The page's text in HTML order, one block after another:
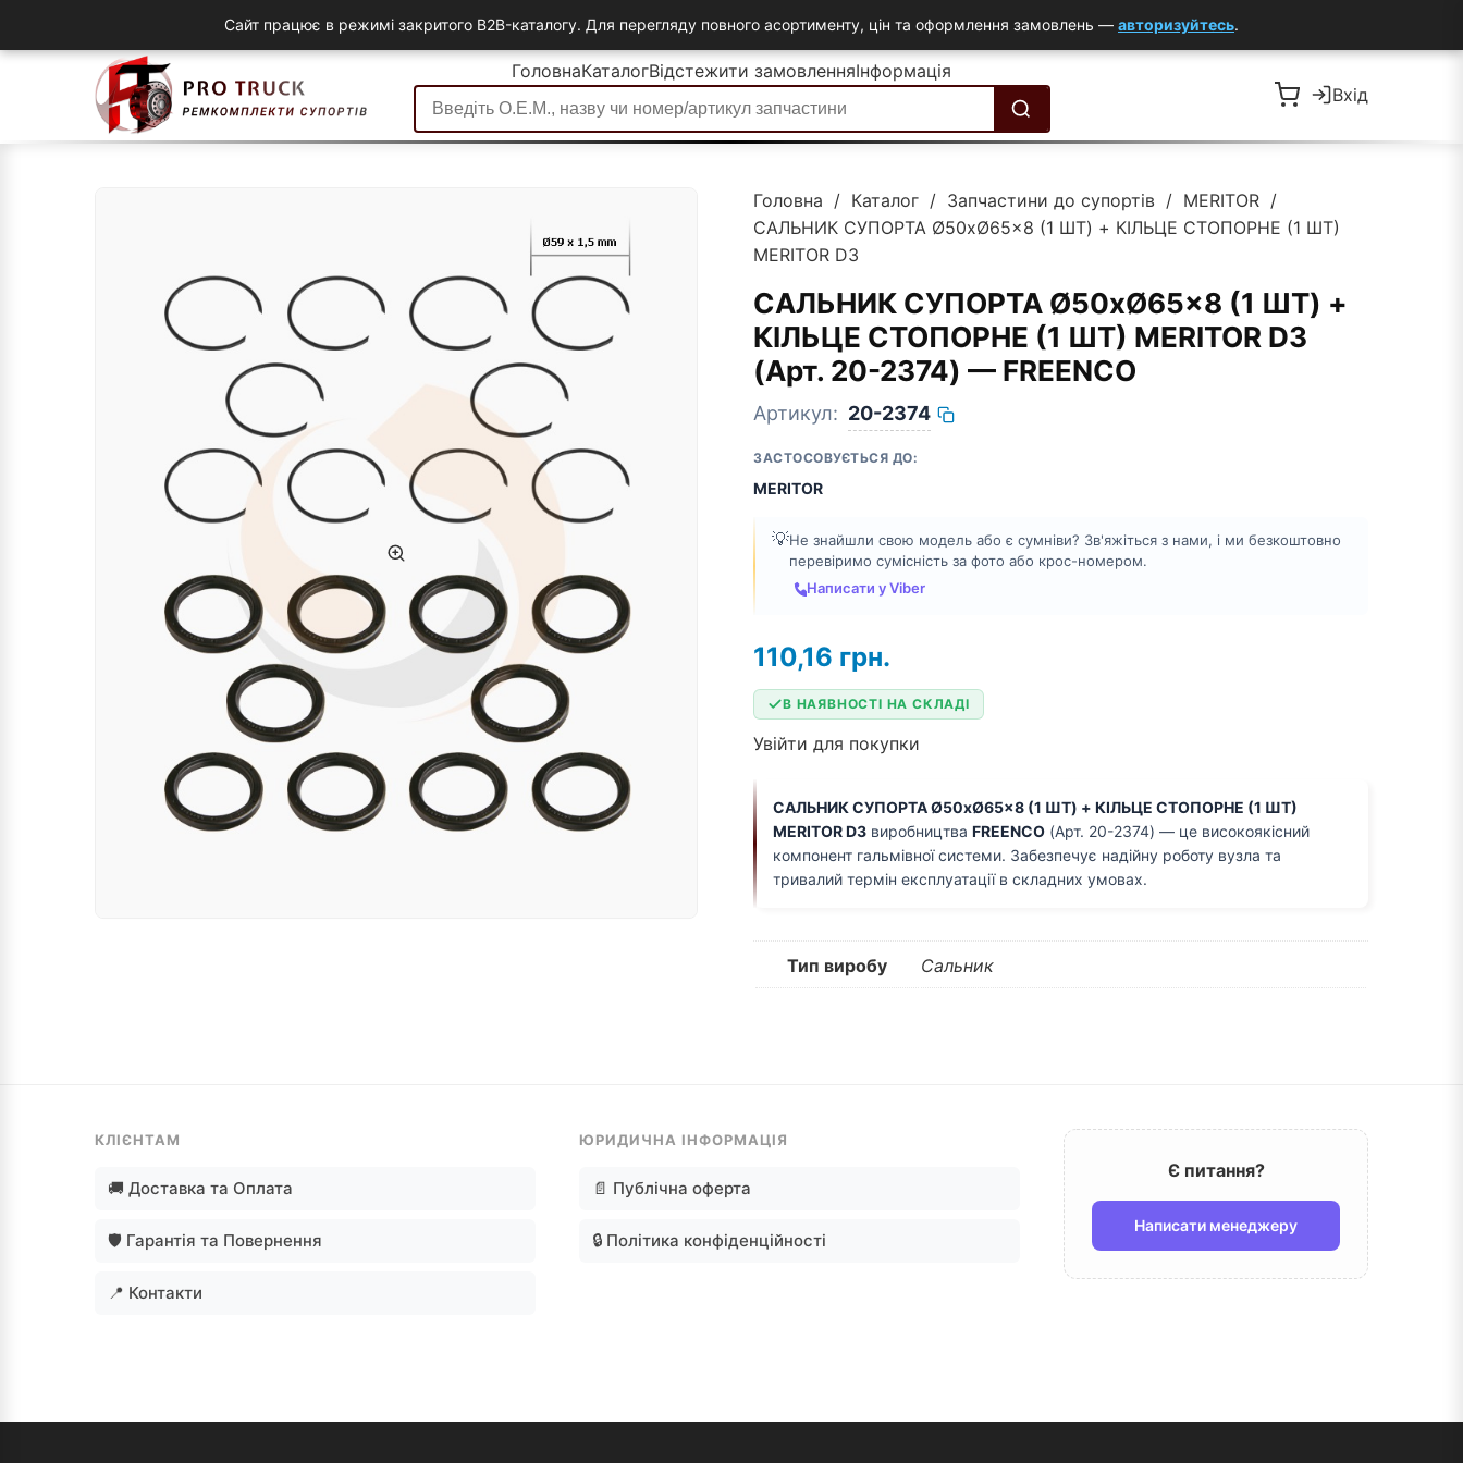
ГоловнаКаталогВідстежити замовленняІнформація
Вхід
Головна / Каталог / Запчастини до супортів / MERITOR /
САЛЬНИК СУПОРТА Ø50xØ65×8 (1 ШТ) + КІЛЬЦЕ СТОПОРНЕ (1 ШТ)
MERITOR D3
САЛЬНИК СУПОРТА Ø50xØ65x8 (1 ШТ) +
КІЛЬЦЕ СТОПОРНЕ (1 ШТ) MERITOR D3
(Арт. 20-2374) — FREENCO
Артикул: 20-2374
ЗАСТОСОВУЄТЬСЯ ДО:
MERITOR
💡Не знайшли свою модель або є сумніви? Зв'яжіться з нами, і ми безкоштовно
перевіримо сумісність за фото або крос-номером.
Написати у Viber
110,16 грн.
В НАЯВНОСТІ НА СКЛАДІ
Увійти для покупки
САЛЬНИК СУПОРТА Ø50xØ65x8 (1 ШТ) + КІЛЬЦЕ СТОПОРНЕ (1 ШТ)
MERITOR D3 виробництва FREENCO (Арт. 20-2374) — це високоякісний
компонент гальмівної системи. Забезпечує надійну роботу вузла та
тривалий термін експлуатації в складних умовах.
Тип виробу Сальник
КЛІЄНТАМ
🚚 Доставка та Оплата
🛡️ Гарантія та Повернення
📍 Контакти
ЮРИДИЧНА ІНФОРМАЦІЯ
📄 Публічна оферта
🔒 Політика конфіденційності
Є питання?
Написати менеджеру
Сайт працює в режимі закритого B2B-каталогу. Для перегляду повного асортименту, цін та оформлення замовлень — авторизуйтесь.